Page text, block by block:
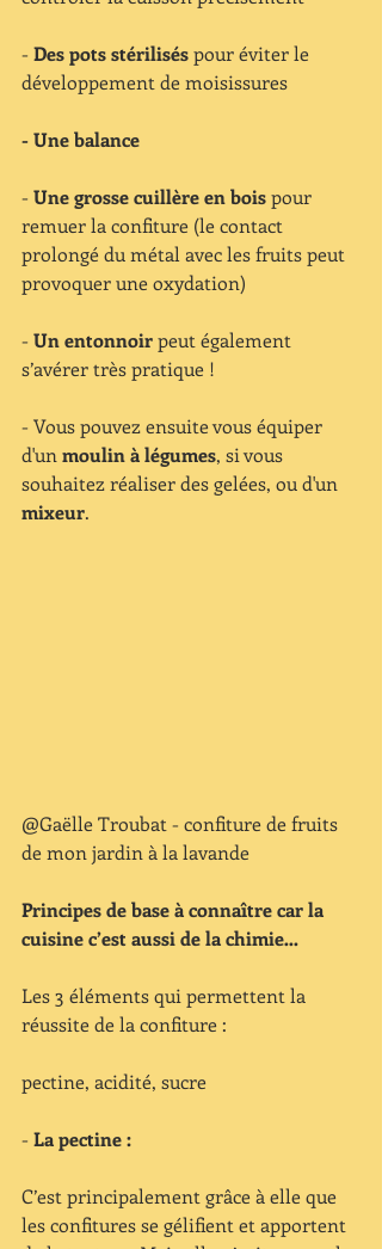
- Des pots stérilisés pour éviter le
développement de moisissures
-Une balance
- Une grosse cuillère en bois pour
remuer la confiture (le contact
prolongé du métal avec les fruits peut
provoquer une oxydation)
- Un entonnoir peut également
s’avérer très pratique !
- Vous pouvez ensuite vous équiper
d'un moulin à légumes, si vous
souhaitez réaliser des gelées, ou d'un
mixeur.
@Gaëlle Troubat - confiture de fruits
de mon jardin à la lavande
Principes de base à connaître car la
cuisine c’est aussi de la chimie…
Les 3 éléments qui permettent la
réussite de la confiture :
pectine, acidité, sucre
- La pectine :
C’est principalement grâce à elle que
les confitures se gélifient et apportent